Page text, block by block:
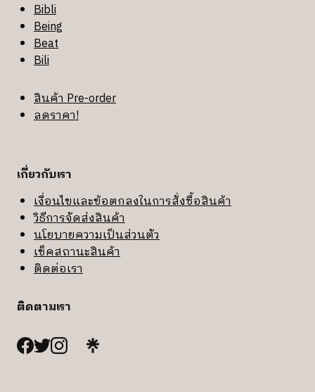
Bibli
Being
Beat
Bili
สินค้า Pre-order
ลดราคา!
เกี่ยวกับเรา
เงื่อนไขและข้อตกลงในการสั่งซื้อสินค้า
วิธีการจัดส่งสินค้า
นโยบายความเป็นส่วนตัว
เช็คสถานะสินค้า
ติดต่อเรา
ติดตามเรา